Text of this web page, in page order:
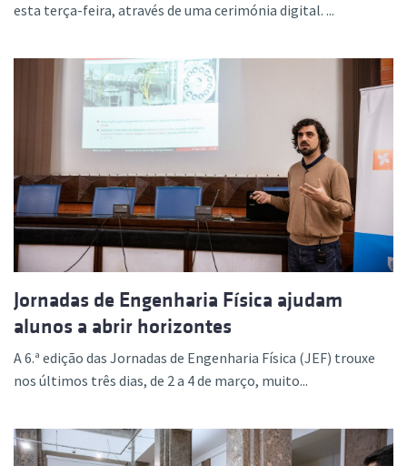
esta terça-feira, através de uma cerimónia digital. ...
Jornadas de Engenharia Física ajudam
alunos a abrir horizontes
A 6.ª edição das Jornadas de Engenharia Física (JEF) trouxe
nos últimos três dias, de 2 a 4 de março, muito...